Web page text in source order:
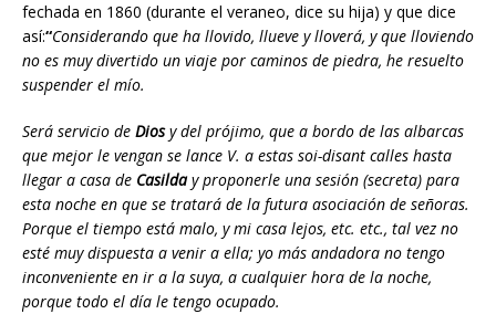
fechada en 1860 (durante el veraneo, dice su hija) y que dice
así:“Considerando que ha llovido, llueve y lloverá, y que lloviendo
no es muy divertido un viaje por caminos de piedra, he resuelto
suspender el mío.
Será servicio de Diosy del prójimo, que a bordo de las albarcas
que mejor le vengan se lance V. a estas soi-disant calles hasta
llegar a casa de Casilday proponerle una sesión (secreta) para
esta noche en que se tratará de la futura asociación de señoras.
Porque el tiempo está malo, y mi casa lejos, etc. etc., tal vez no
esté muy dispuesta a venir a ella; yo más andadora no tengo
inconveniente en ir a la suya, a cualquier hora de la noche,
porque todo el día le tengo ocupado.